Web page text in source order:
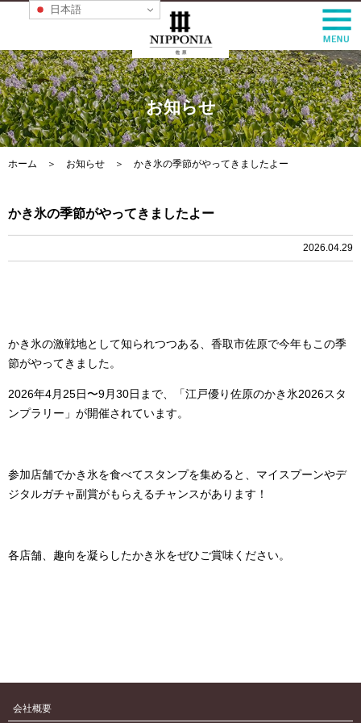
お知らせ
ホーム ＞ お知らせ ＞ かき氷の季節がやってきましたよー
かき氷の季節がやってきましたよー
2026.04.29
かき氷の激戦地として知られつつある、香取市佐原で今年もこの季
節がやってきました。
2026年4月25日〜9月30日まで、「江戸優り佐原のかき氷2026スタ
ンプラリー」が開催されています。
参加店舗でかき氷を食べてスタンプを集めると、マイスプーンやデ
ジタルガチャ副賞がもらえるチャンスがあります！
各店舗、趣向を凝らしたかき氷をぜひご賞味ください。
会社概要
日本語